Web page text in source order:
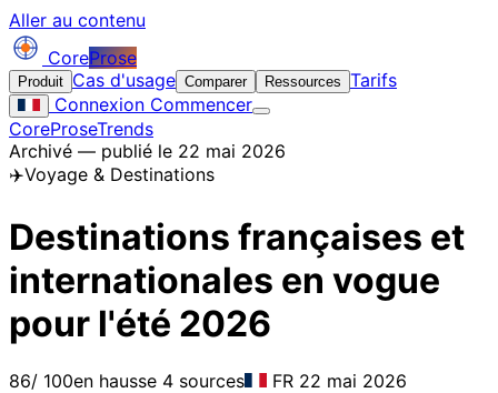
Aller au contenu
CoreProse
Produit Cas d'usage Comparer Ressources Tarifs
Connexion Commencer
CoreProseTrends
Archivé — publié le 22 mai 2026
✈️Voyage & Destinations
Destinations françaises et
internationales en vogue
pour l'été 2026
86/ 100en hausse 4 sources FR 22 mai 2026